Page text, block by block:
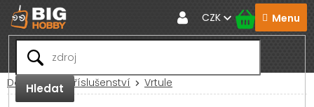
Přejít
na
obsah
Hledat
CZK
Domů RC Příslušenství Vrtule